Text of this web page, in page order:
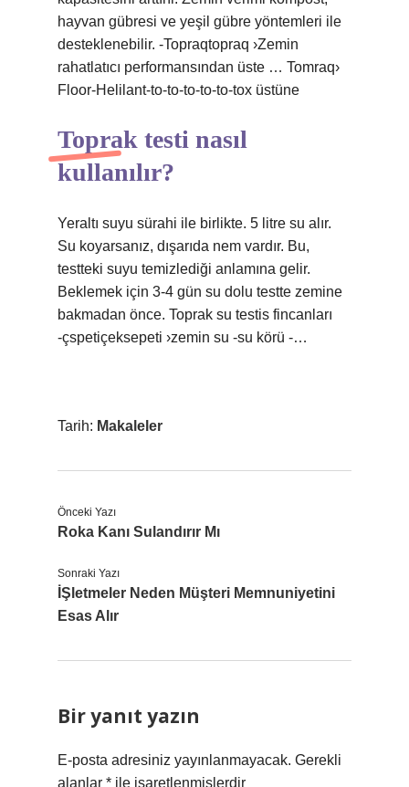
hayvan gübresi ve yeşil gübre yöntemleri ile
desteklenebilir. -Topraqtopraq ›Zemin
rahatlatıcı performansından üste … Tomraq›
Floor-Helilant-to-to-to-to-to-tox üstüne
Toprak testi nasıl
kullanılır?
Yeraltı suyu sürahi ile birlikte. 5 litre su alır.
Su koyarsanız, dışarıda nem vardır. Bu,
testteki suyu temizlediği anlamına gelir.
Beklemek için 3-4 gün su dolu testte zemine
bakmadan önce. Toprak su testis fincanları
-çspetiçeksepeti ›zemin su -su körü -…
Tarih: Makaleler
Önceki Yazı
Roka Kanı Sulandırır Mı
Sonraki Yazı
İŞletmeler Neden Müşteri Memnuniyetini
Esas Alır
Bir yanıt yazın
E-posta adresiniz yayınlanmayacak. Gerekli
alanlar * ile işaretlenmişlerdir